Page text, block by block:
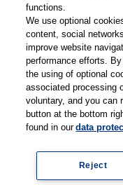
Kontakt
Web-Semniare
Anwenderberichte
Partner
Impressum
functions.
We use optional
content, social
improve website
performance efforts.
the using of optional
associated processing
voluntary, and you can
button at the bottom
found in ourdata
Reject